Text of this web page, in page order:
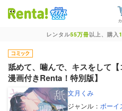
レンタル55万冊以上、購入
舐めて、噛んで、キスをして
漫画付きRenta！特別版】
文月くみ
ジャンル： ボーイ